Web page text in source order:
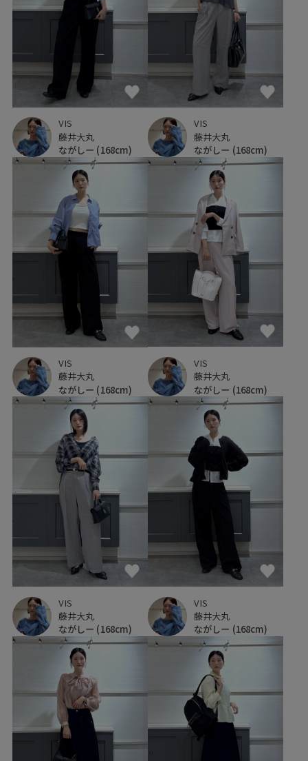
VIS
藤井大丸
ながしー (168cm)
VIS
藤井大丸
ながしー (168cm)
VIS
藤井大丸
ながしー (168cm)
VIS
藤井大丸
ながしー (168cm)
VIS
藤井大丸
ながしー (168cm)
VIS
藤井大丸
ながしー (168cm)